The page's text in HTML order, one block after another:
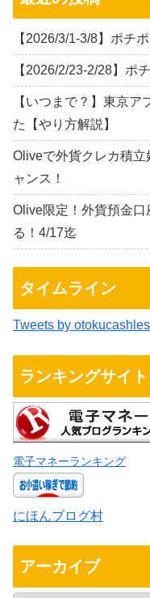
【2026/3/1-3/8】ポチ
【2026/2/23-2/28】ポ
【いつまで？】東京
た【やり方解説】
Oliveで外貨クレカ積
ャンス！
Olive限定！外貨預金口
る！4/17迄
タイムライン
Tweets by
ランキングサイト
電子マネーランキング
にほんブログ村
アーカイブ